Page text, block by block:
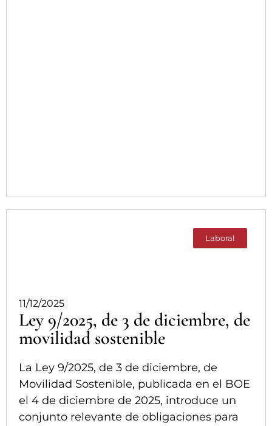
Laboral
11/12/2025
Ley 9/2025, de 3 de diciembre, de
movilidad sostenible
La Ley 9/2025, de 3 de diciembre, de
Movilidad Sostenible, publicada en el BOE
el 4 de diciembre de 2025, introduce un
conjunto relevante de obligaciones para